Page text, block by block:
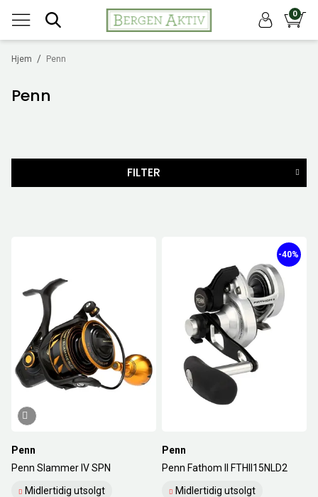
0
/
Hjem Penn
Penn
FILTER
STØRRELSE
249 NOK 18
Nullstill
Penn
Penn Slammer IV SPN
Midlertidig utsolgt
Penn
Penn Fathom II FTHII15NLD2
Midlertidig utsolgt
-40%